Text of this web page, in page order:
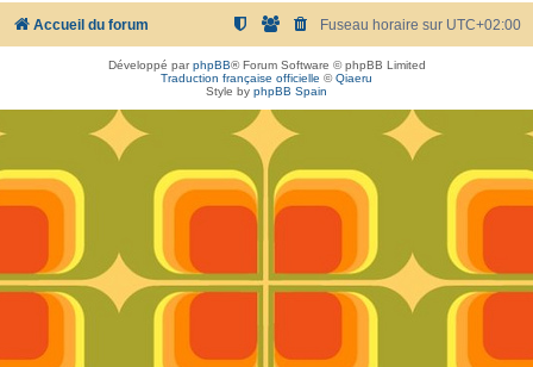
h
r
Accueil du forum Fuseau horaire sur UTC+02:00
Développé parphpBB® Forum Software © phpBB Limited
Traduction française officielle ©Qiaeru
Style by phpBB Spain